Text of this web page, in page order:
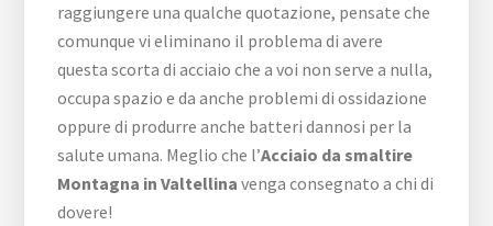
raggiungere una qualche quotazione, pensate che
comunque vi eliminano il problema di avere
questa scorta di acciaio che a voi non serve a nulla,
occupa spazio e da anche problemi di ossidazione
oppure di produrre anche batteri dannosi per la
salute umana. Meglio che l’Acciaio da smaltire
Montagna in Valtellina venga consegnato a chi di
dovere!